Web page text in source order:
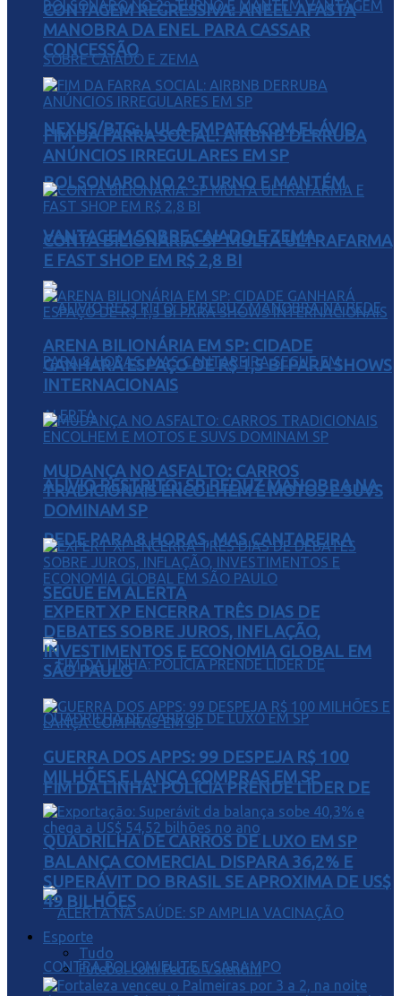
NEXUS/BTG: LULA EMPATA COM FLÁVIO
BOLSONARO NO 2º TURNO E MANTÉM
VANTAGEM SOBRE CAIADO E ZEMA
ALÍVIO RESTRITO: SP REDUZ MANOBRA NA
REDE PARA 8 HORAS, MAS CANTAREIRA
SEGUE EM ALERTA
FIM DA LINHA: POLÍCIA PRENDE LÍDER DE
QUADRILHA DE CARROS DE LUXO EM SP
CONTAGEM REGRESSIVA: ANEEL AFASTA
MANOBRA DA ENEL PARA CASSAR
CONCESSÃO
FIM DA FARRA SOCIAL: AIRBNB DERRUBA
ANÚNCIOS IRREGULARES EM SP
CONTA BILIONÁRIA: SP MULTA ULTRAFARMA
E FAST SHOP EM R$ 2,8 BI
ARENA BILIONÁRIA EM SP: CIDADE
GANHARÁ ESPAÇO DE R$ 1,5 BI PARA SHOWS
INTERNACIONAIS
MUDANÇA NO ASFALTO: CARROS
TRADICIONAIS ENCOLHEM E MOTOS E SUVS
DOMINAM SP
EXPERT XP ENCERRA TRÊS DIAS DE
DEBATES SOBRE JUROS, INFLAÇÃO,
INVESTIMENTOS E ECONOMIA GLOBAL EM
SÃO PAULO
GUERRA DOS APPS: 99 DESPEJA R$ 100
MILHÕES E LANÇA COMPRAS EM SP
BALANÇA COMERCIAL DISPARA 36,2% E
SUPERÁVIT DO BRASIL SE APROXIMA DE US$
49 BILHÕES
Esporte
Tudo
Futebol com Pedro Valentini